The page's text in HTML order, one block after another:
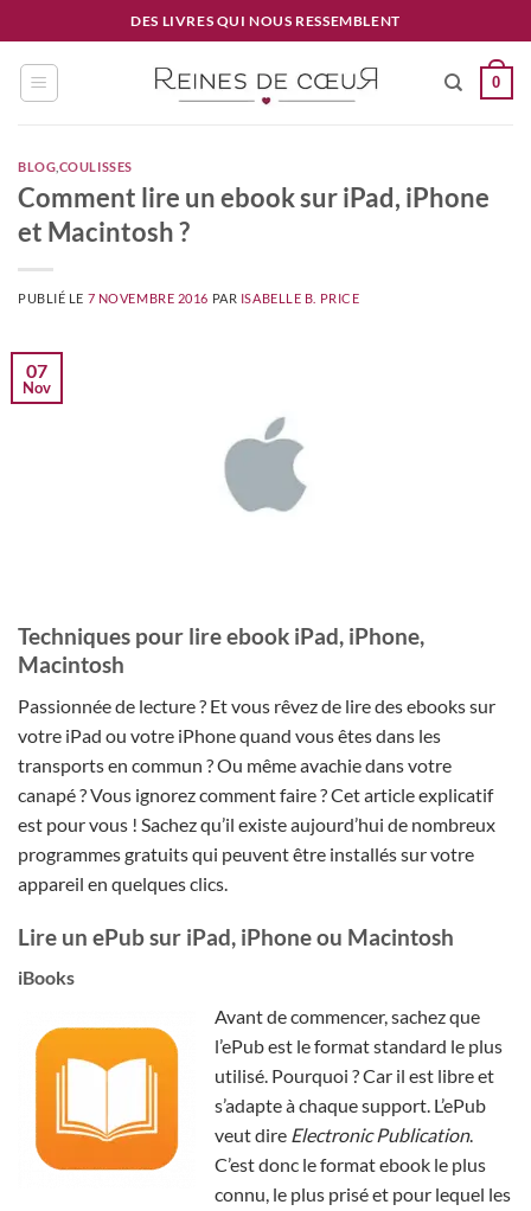
au
contenu
DES LIVRES QUI NOUS RESSEMBLENT
0
BLOG COULISSES
Comment lire un ebook sur iPad, iPhone
et Macintosh ?
PUBLIÉ LE 7 NOVEMBRE 2016 PAR ISABELLE B. PRICE
07
Nov
Techniques pour lire ebook iPad, iPhone,
Macintosh
Passionnée de lecture ? Et vous rêvez de lire des ebooks sur
votre iPad ou votre iPhone quand vous êtes dans les
transports en commun ? Ou même avachie dans votre
canapé ? Vous ignorez comment faire ? Cet article explicatif
est pour vous ! Sachez qu’il existe aujourd’hui de nombreux
programmes gratuits qui peuvent être installés sur votre
appareil en quelques clics.
Lire un ePub sur iPad, iPhone ou Macintosh
iBooks
Avant de commencer, sachez que
l’ePub est le format standard le plus
utilisé. Pourquoi ? Car il est libre et
s’adapte à chaque support. L’ePub
veut dire Electronic Publication.
C’est donc le format ebook le plus
connu, le plus prisé et pour lequel les